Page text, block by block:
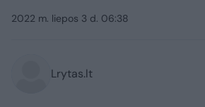
2022 m. liepos 3 d. 06:38
Lrytas.lt